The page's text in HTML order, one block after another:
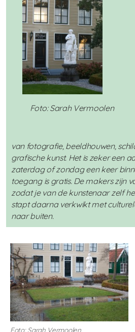
Foto: Sarah Vermoolen
van fotografie, beeldhouwen,
grafische kunst. Het is zeker een
zaterdag of zondag een keer
toegang is gratis. De makers zijn
zodat je van de kunstenaar zelf
stapt daarna verkwikt met
naar buiten.
Foto: Sarah Vermoolen